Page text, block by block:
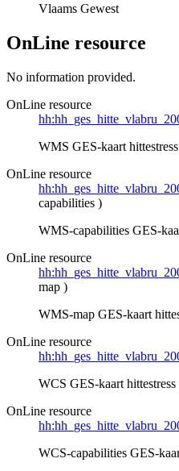
Vlaams Gewest
OnLine resource
No information provided.
OnLine resource
WMS GES-kaart
OnLine resource
capabilities )
WMS-capabilities GES-
OnLine resource
map )
WMS-map GES-kaart
OnLine resource
WCS GES-kaart
OnLine resource
WCS-capabilities GES-